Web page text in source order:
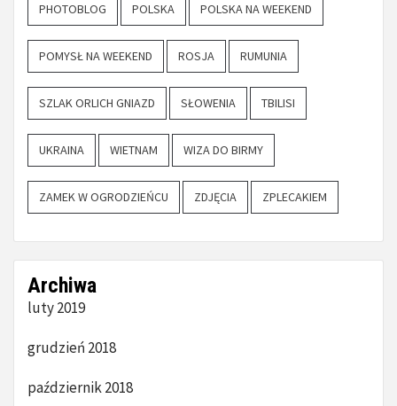
PHOTOBLOG POLSKA POLSKA NA WEEKEND
POMYSŁ NA WEEKEND ROSJA RUMUNIA
SZLAK ORLICH GNIAZD SŁOWENIA TBILISI
UKRAINA WIETNAM WIZA DO BIRMY
ZAMEK W OGRODZIEŃCU ZDJĘCIA ZPLECAKIEM
Archiwa
luty 2019
grudzień 2018
październik 2018